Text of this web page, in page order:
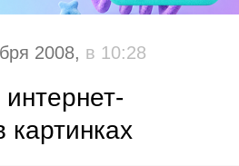
2008, в 10:28
картинках